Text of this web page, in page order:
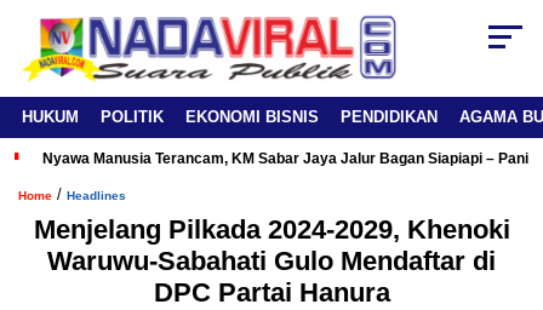
HUKUM POLITIK EKONOMI BISNIS PENDIDIKAN AGAMA
Nyawa Manusia Terancam, KM Sabar Jaya Jalur Bagan Siapiapi –
Home / Headlines
Menjelang Pilkada 2024-2029, Khenoki
Waruwu-Sabahati Gulo Mendaftar di
DPC Partai Hanura